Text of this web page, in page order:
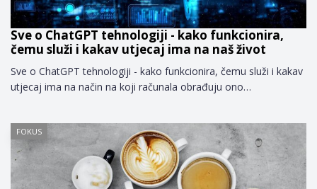
Sve o ChatGPT tehnologiji - kako funkcionira,
čemu služi i kakav utjecaj ima na naš život
Sve o ChatGPT tehnologiji - kako funkcionira, čemu služi i kakav
utjecaj ima na način na koji računala obrađuju ono…
FOKUS